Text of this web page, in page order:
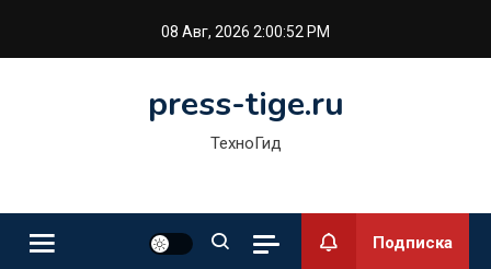
08 Авг, 2026 2:00:53 PM
press-tige.ru
ТехноГид
Подписка